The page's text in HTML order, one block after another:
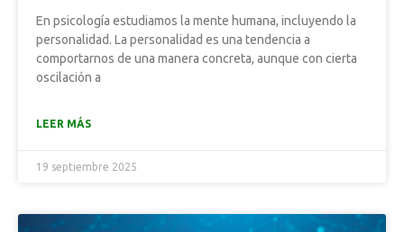
En psicología estudiamos la mente humana, incluyendo la
personalidad. La personalidad es una tendencia a
comportarnos de una manera concreta, aunque con cierta
oscilación a
LEER MÁS
19 septiembre 2025